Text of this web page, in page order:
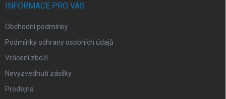
INFORMACE PRO VÁS
Obchodní podmínky
Podmínky ochrany osobních údajů
Vrácení zboží
Nevyzvednutí zásilky
Prodejna